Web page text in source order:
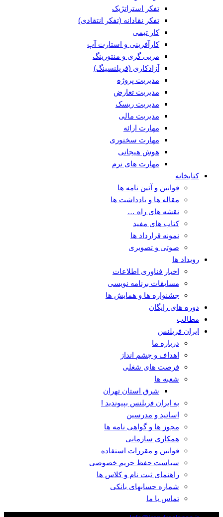
تفکر استراتژیک
تفکر نقادانه (تفکر انتقادی)
کار تیمی
کارآفرینی و استارت آپ
مربی گری و منتورینگ
آزادکاری (فریلنسینگ)
مدیریت پروژه
مدیریت تعارض
مدیریت ریسک
مدیریت مالی
مهارت ارائه
مهارت سخنوری
هوش هیجانی
مهارت های نرم
کتابخانه
قوانین و آئین نامه ها
مقاله ها و یادداشت ها
نقشه های راه …
کتاب های مفید
نمونه قرارداد ها
صوتی و تصویری
رویداد ها
اخبار فناوری اطلاعات
مسابقات برنامه نویسی
جشنواره ها و همایش ها
دوره های رایگان
مطالب
ایران فریلنس
درباره ما
اهداف و چشم انداز
فرصت های شغلی
شعبه ها
شرق استان تهران
به ایران فریلنس بپیوندید !
اساتید و مدرسین
مجوز ها و گواهی نامه ها
همکاری سازمانی
قوانین و مقررات استفاده
سیاست حفظ حریم خصوصی
راهنمای ثبت نام و کلاس ها
شماره حسابهای بانکی
تماس با ما